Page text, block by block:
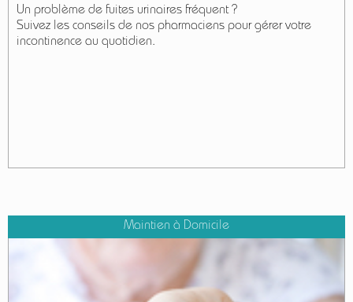
Un problème de fuites urinaires fréquent ?
Suivez les conseils de nos pharmaciens pour gérer votre
incontinence au quotidien.
Maintien à Domicile